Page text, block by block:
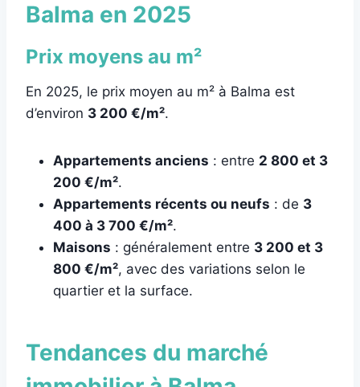
Balma en 2025
Prix moyens au m²
En 2025, le prix moyen au m² à Balma est
d’environ 3 200 €/m².
Appartements anciens : entre 2 800 et 3
200 €/m².
Appartements récents ou neufs : de 3
400 à 3 700 €/m².
Maisons : généralement entre 3 200 et 3
800 €/m², avec des variations selon le
quartier et la surface.
Tendances du marché